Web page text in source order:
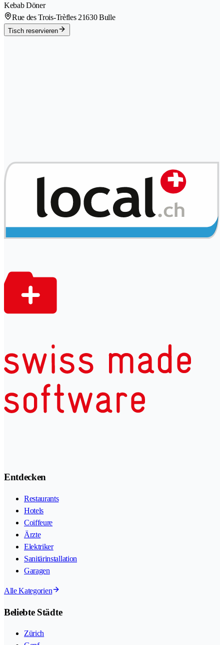
Kebab Döner
Rue des Trois-Trèfles 21630 Bulle
Tisch reservieren
Entdecken
Restaurants
Hotels
Coiffeure
Ärzte
Elektriker
Sanitärinstallation
Garagen
Alle Kategorien
Beliebte Städte
Zürich